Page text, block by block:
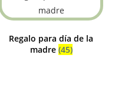
Regalo para día de la
madre (45)